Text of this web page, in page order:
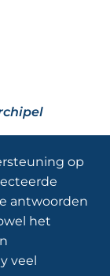
op
antwoorden
het
veel